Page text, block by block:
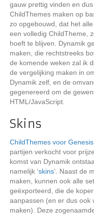
gauw prettig vinden en dus
ChildThemes maken op
zo opgebouwd, dat het
een volledig ChildTheme,
hoeft te blijven. Dynamik
maken, die rechtstreeks
de komende weken zal ik
de vergelijking maken in
Dynamik zelf, en de
gegenereerd om de
HTML/JavaScript.
Skins
ChildThemes voor Genesis
partijen verkocht voor
komst van Dynamik
namelijk ‘skins‘. Naast de
maken, kunnen ook alle
geëxporteerd, die de
aanpassen (en er dus ook
maken). Deze